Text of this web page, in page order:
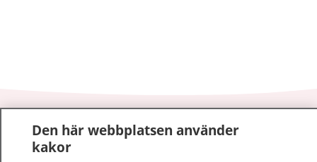
1177–tryggt om din hälsa och vård
Den här webbplatsen använder
kakor